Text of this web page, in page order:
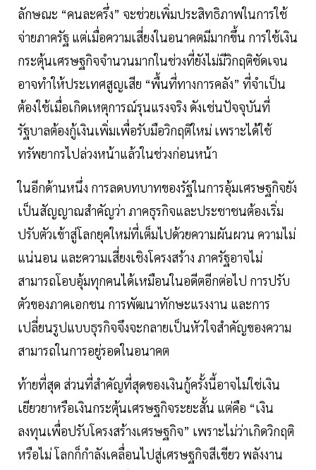
ลักษณะ “คนละครึ่ง” จะช่วยเพิ่มประสิทธิภาพในการใช้
จ่ายภาครัฐ แต่เมื่อความเสี่ยงในอนาคตมีมากขึ้น การใช้เงิน
กระตุ้นเศรษฐกิจจำนวนมากในช่วงที่ยังไม่มีวิกฤติชัดเจน
อาจทำให้ประเทศสูญเสีย “พื้นที่ทางการคลัง” ที่จำเป็น
ต้องใช้เมื่อเกิดเหตุการณ์รุนแรงจริง ดังเช่นปัจจุบันที่
รัฐบาลต้องกู้เงินเพิ่มเพื่อรับมือวิกฤติใหม่ เพราะได้ใช้
ทรัพยากรไปล่วงหน้าแล้วในช่วงก่อนหน้า
ในอีกด้านหนึ่ง การลดบทบาทของรัฐในการอุ้มเศรษฐกิจยัง
เป็นสัญญาณสำคัญว่า ภาคธุรกิจและประชาชนต้องเริ่ม
ปรับตัวเข้าสู่โลกยุคใหม่ที่เต็มไปด้วยความผันผวน ความไม่
แน่นอน และความเสี่ยงเชิงโครงสร้าง ภาครัฐอาจไม่
สามารถโอบอุ้มทุกคนได้เหมือนในอดีตอีกต่อไป การปรับ
ตัวของภาคเอกชน การพัฒนาทักษะแรงงาน และการ
เปลี่ยนรูปแบบธุรกิจจึงจะกลายเป็นหัวใจสำคัญของความ
สามารถในการอยู่รอดในอนาคต
ท้ายที่สุด ส่วนที่สำคัญที่สุดของเงินกู้ครั้งนี้อาจไม่ใช่เงิน
เยียวยาหรือเงินกระตุ้นเศรษฐกิจระยะสั้น แต่คือ “เงิน
ลงทุนเพื่อปรับโครงสร้างเศรษฐกิจ” เพราะไม่ว่าเกิดวิกฤติ
หรือไม่ โลกก็กำลังเคลื่อนไปสู่เศรษฐกิจสีเขียว พลังงาน